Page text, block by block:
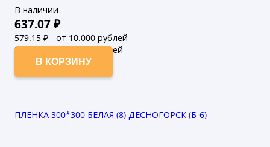
В наличии
637.07₽
579.15 ₽ - от 10.000 рублей
526.5₽ - от 50.000 рублей
В КОРЗИНУ
ПЛЕНКА 300*300 БЕЛАЯ (8) ДЕСНОГОРСК (Б-6)